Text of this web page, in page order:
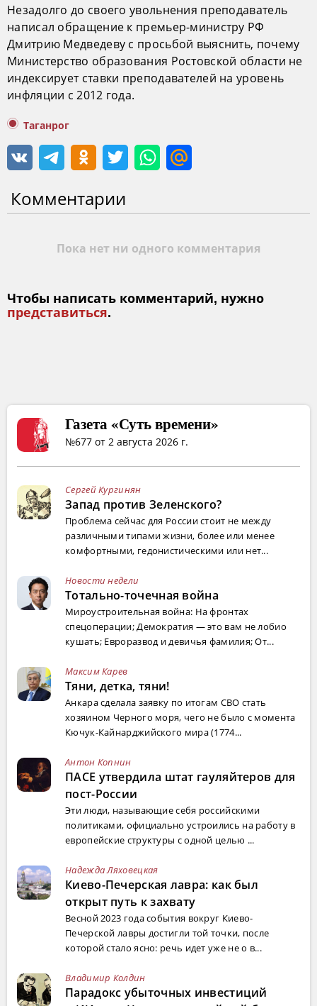
Незадолго до своего увольнения преподаватель
написал обращение к премьер-министру РФ
Дмитрию Медведеву с просьбой выяснить, почему
Министерство образования Ростовской области не
индексирует ставки преподавателей на уровень
инфляции с 2012 года.
Таганрог
Комментарии
Пока нет ни одного комментария
Чтобы написать комментарий, нужно
представиться.
Газета «Суть времени»
№677 от 2 августа 2026 г.
Сергей Кургинян
Запад против Зеленского?
Проблема сейчас для России стоит не между
различными типами жизни, более или менее
комфортными, гедонистическими или нет...
Новости недели
Тотально-точечная война
Мироустроительная война: На фронтах
спецоперации; Демократия — это вам не лобио
кушать; Евроразвод и девичья фамилия; От...
Максим Карев
Тяни, детка, тяни!
Анкара сделала заявку по итогам СВО стать
хозяином Черного моря, чего не было с момента
Кючук-Кайнарджийского мира (1774...
Антон Копнин
ПАСЕ утвердила штат гауляйтеров для
пост-России
Эти люди, называющие себя российскими
политиками, официально устроились на работу в
европейские структуры с одной целью ...
Надежда Ляховецкая
Киево-Печерская лавра: как был
открыт путь к захвату
Весной 2023 года события вокруг Киево-
Печерской лавры достигли той точки, после
которой стало ясно: речь идет уже не о в...
Владимир Колдин
Парадокс убыточных инвестиций